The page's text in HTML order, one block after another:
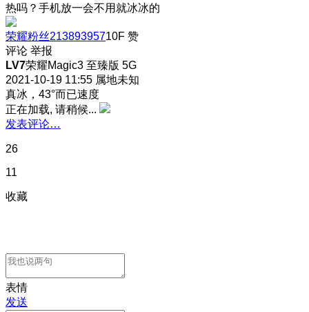
热吗？手机放一会不用就冰冰的
荣耀粉丝21389395710F 赞
评论 举报
LV7荣耀Magic3 至臻版 5G
2021-10-19 11:55 属地未知
真冰，43°而已速度
正在加载, 请稍候...
发表评论…
26
11
收藏
表情
发送